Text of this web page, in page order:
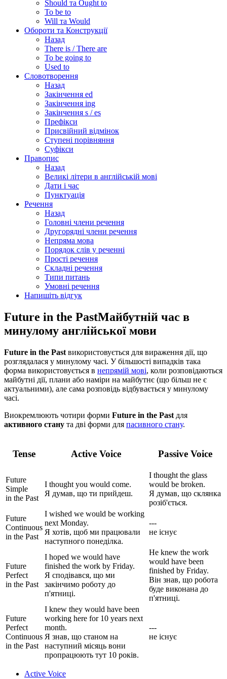
Should та Ought to
To be to
Will та Would
Обороти та Конструкції
Назад
There is / There are
To be going to
Used to
Словотворення
Назад
Закінчення ed
Закінчення ing
Закінчення s / es
Префікси
Присвійний відмінок
Ступені порівняння
Суфікси
Правопис
Назад
Великі літери в англійській мові
Дати і час
Пунктуація
Речення
Назад
Головні члени речення
Другорядні члени речення
Непряма мова
Порядок слів у реченні
Прості речення
Складні речення
Типи питань
Умовні речення
Напишіть відгук
Future in the PastМайбутній час в
минулому англійської мови
Future in the Past використовується для вираження дії, що
розглядалася у минулому часі. У більшості випадків така
форма використовується в непрямій мові, коли розповідаються
майбутні дії, плани або наміри на майбутнє (що більш не є
актуальними), але сама розповідь відбувається у минулому
часі.
Виокремлюють чотири форми Future in the Past для
активного стану та дві форми для пасивного стану.
Tense Active Voice Passive Voice
Future
Simple
in the Past
I thought you would come.
Я думав, що ти прийдеш.
I thought the glass
would be broken.
Я думав, що склянка
розіб'ється.
Future
Continuous
in the Past
I wished we would be working
next Monday.
Я хотів, щоб ми працювали
наступного понеділка.
---
не існує
Future
Perfect
in the Past
I hoped we would have
finished the work by Friday.
Я сподівався, що ми
закінчимо роботу до
п'ятниці.
He knew the work
would have been
finished by Friday.
Він знав, що робота
буде виконана до
п'ятниці.
Future
Perfect
Continuous
in the Past
I knew they would have been
working here for 10 years next
month.
Я знав, що станом на
наступний місяць вони
пропрацюють тут 10 років.
---
не існує
Active Voice